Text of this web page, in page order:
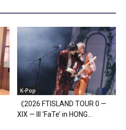
K-Pop
《2026 FTISLAND TOUR 0 —
XIX — III ‘FaTe’ in HONG...